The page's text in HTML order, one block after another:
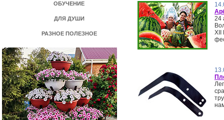
ОБУЧЕНИЕ
ДЛЯ ДУШИ
РАЗНОЕ ПОЛЕЗНОЕ
24
ХII